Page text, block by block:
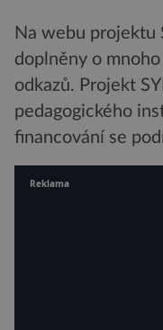
Na webu projektu
doplněny o
odkazů. Projekt
pedagogického
financování se
Reklama